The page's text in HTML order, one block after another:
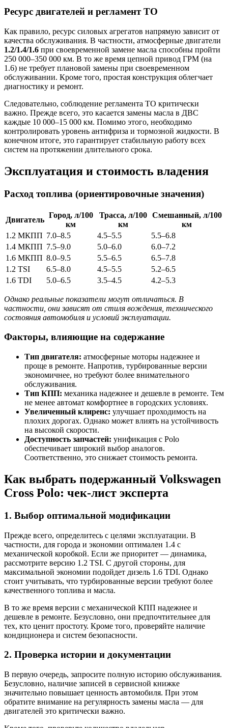
Ресурс двигателей и регламент ТО
Как правило, ресурс силовых агрегатов напрямую зависит от
качества обслуживания. В частности, атмосферные двигатели
1.2/1.4/1.6 при своевременной замене масла способны пройти
250 000–350 000 км. В то же время цепной привод ГРМ (на
1.6) не требует плановой замены при своевременном
обслуживании. Кроме того, простая конструкция облегчает
диагностику и ремонт.
Следовательно, соблюдение регламента ТО критически
важно. Прежде всего, это касается замены масла в ДВС
каждые 10 000–15 000 км. Помимо этого, необходимо
контролировать уровень антифриза и тормозной жидкости. В
конечном итоге, это гарантирует стабильную работу всех
систем на протяжении длительного срока.
Эксплуатация и стоимость владения
Расход топлива (ориентировочные значения)
Двигатель
Город, л/100
км
Трасса, л/100
км
Смешанный, л/100
км
1.2 МКПП 7.0–8.5 4.5–5.5
5.5–6.8
1.4 МКПП 7.5–9.0 5.0–6.0
6.0–7.2
1.6 МКПП 8.0–9.5 5.5–6.5
6.5–7.8
1.2 TSI
6.5–8.0 4.5–5.5
5.2–6.5
1.6 TDI
5.0–6.5 3.5–4.5 4.2–5.3
Однако реальные показатели могут отличаться. В
частности, они зависят от стиля вождения, технического
состояния автомобиля и условий эксплуатации.
Факторы, влияющие на содержание
Тип двигателя: атмосферные моторы надежнее и
проще в ремонте. Напротив, турбированные версии
экономичнее, но требуют более внимательного
обслуживания.
Тип КПП: механика надежнее и дешевле в ремонте. Тем
не менее автомат комфортнее в городских условиях.
Увеличенный клиренс: улучшает проходимость на
плохих дорогах. Однако может влиять на устойчивость
на высокой скорости.
Доступность запчастей: унификация с Polo
обеспечивает широкий выбор аналогов.
Соответственно, это снижает стоимость ремонта.
Как выбрать подержанный Volkswagen
Cross Polo: чек-лист эксперта
1. Выбор оптимальной модификации
Прежде всего, определитесь с целями эксплуатации. В
частности, для города и экономии оптимален 1.4 с
механической коробкой. Если же приоритет — динамика,
рассмотрите версию 1.2 TSI. С другой стороны, для
максимальной экономии подойдет дизель 1.6 TDI. Однако
стоит учитывать, что турбированные версии требуют более
качественного топлива и масла.
В то же время версии с механической КПП надежнее и
дешевле в ремонте. Безусловно, они предпочтительнее для
тех, кто ценит простоту. Кроме того, проверяйте наличие
кондиционера и систем безопасности.
2. Проверка истории и документации
В первую очередь, запросите полную историю обслуживания.
Безусловно, наличие записей в сервисной книжке
значительно повышает ценность автомобиля. При этом
обратите внимание на регулярность замены масла — для
двигателей это критически важно.